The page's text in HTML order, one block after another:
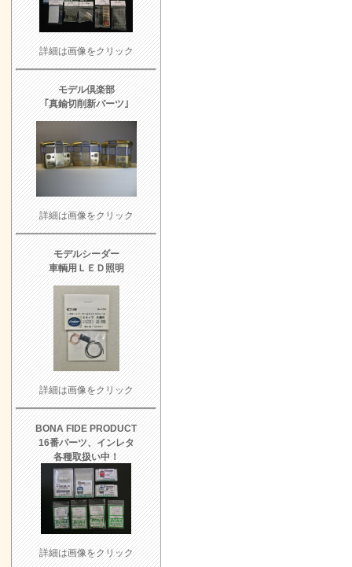
詳細は画像をクリック
モデル倶楽部
｢真鍮切削新パーツ｣
詳細は画像をクリック
モデルシーダー
車輌用ＬＥＤ照明
詳細は画像をクリック
BONA FIDE PRODUCT
16番パーツ、インレタ
各種取扱い中！
詳細は画像をクリック